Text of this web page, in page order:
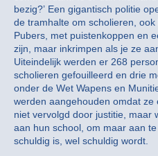
bezig?’ Een gigantisch politie
de tramhalte om scholieren, ook
Pubers, met puistenkoppen en
zijn, maar inkrimpen als je ze
Uiteindelijk werden er 268
scholieren gefouilleerd en drie
onder de Wet Wapens en
werden aangehouden omdat ze
niet vervolgd door justitie, maar
aan hun school, om maar aan
schuldig is, wel schuldig wordt.